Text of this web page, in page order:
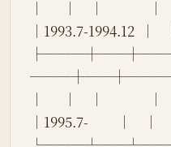
│      │    │              │
│1993.7-1994.12  │
│      │    │              │
│1995.7-         │    │